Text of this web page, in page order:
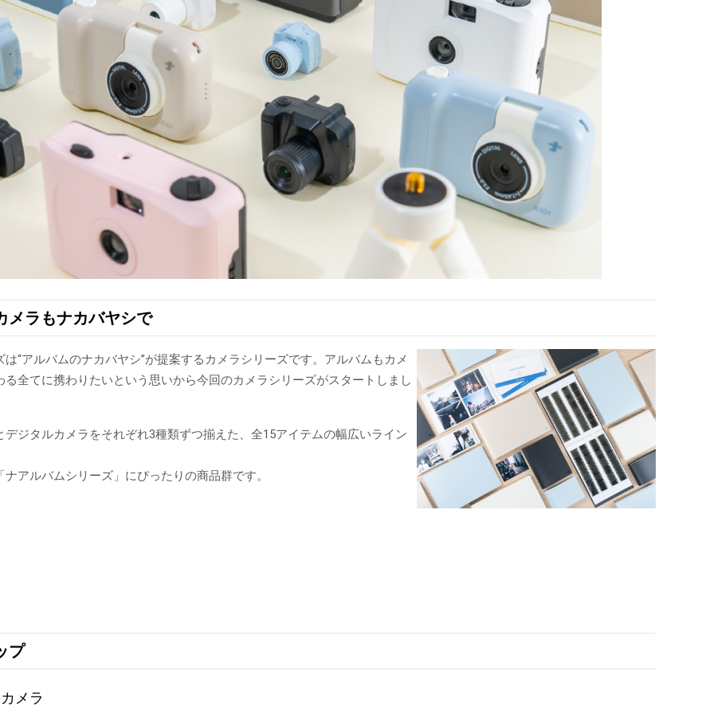
メラもナカバヤシで
“アルバムのナカバヤシ”が提案するカメラシリーズです。アルバムもカメ
る全てに携わりたいという思いから今回のカメラシリーズがスタートしまし
デジタルカメラをそれぞれ3種類ずつ揃えた、全15アイテムの幅広いライン
アルバムシリーズ」にぴったりの商品群です。
プ
メラ